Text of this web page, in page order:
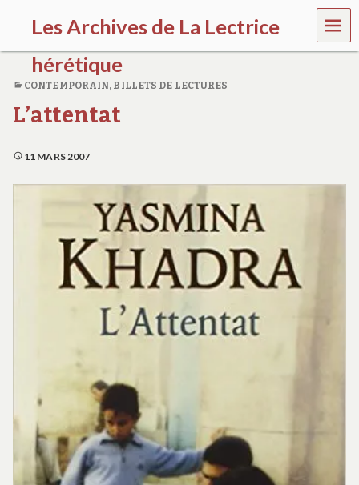
Les Archives de La Lectrice
hérétique
2
0
5
2
MEN
U
CONTEMPORAIN, BILLETS DE LECTURES
L’attentat
11 MARS 2007